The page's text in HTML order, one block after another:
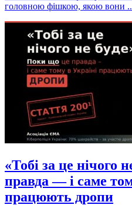
головною фішкою, якою вони
«Тобі за це нічого
правда — і саме
працюють дропи